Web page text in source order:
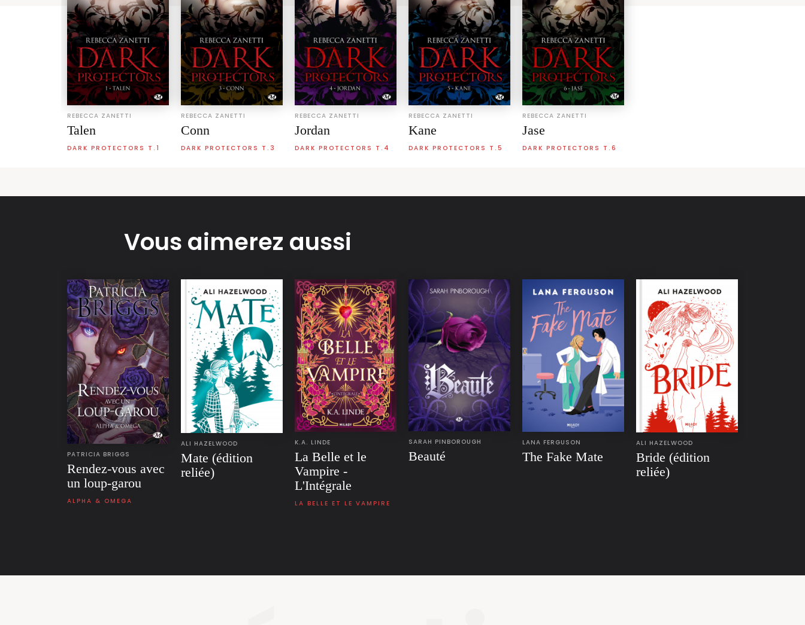
REBECCA ZANETTI
Talen
DARK PROTECTORS T.1
REBECCA ZANETTI
Conn
DARK PROTECTORS T.3
REBECCA ZANETTI
Jordan
DARK PROTECTORS T.4
REBECCA ZANETTI
Kane
DARK PROTECTORS T.5
REBECCA ZANETTI
Jase
DARK PROTECTORS T.6
Vous aimerez aussi
PATRICIA BRIGGS
Rendez-vous avec
un loup-garou
ALPHA & OMEGA
ALI HAZELWOOD
Mate (édition
reliée)
K.A. LINDE
La Belle et le
Vampire -
L'Intégrale
LA BELLE ET LE VAMPIRE
SARAH PINBOROUGH
Beauté
LANA FERGUSON
The Fake Mate
ALI HAZELWOOD
Bride (édition
reliée)